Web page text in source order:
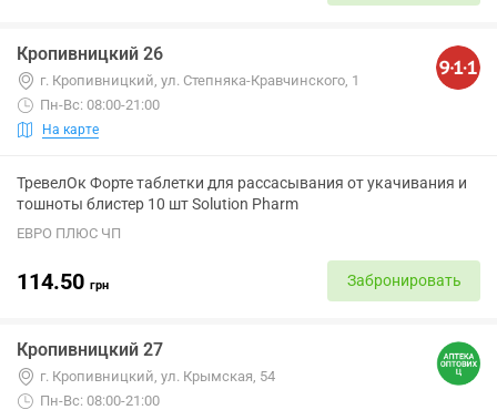
Кропивницкий 26
г. Кропивницкий, ул. Степняка-Кравчинского, 1
Пн-Вс: 08:00-21:00
На карте
ТревелОк Форте таблетки для рассасывания от укачивания и
тошноты блистер 10 шт Solution Pharm
ЕВРО ПЛЮС ЧП
114.50 грн Забронировать
Кропивницкий 27
г. Кропивницкий, ул. Крымская, 54
Пн-Вс: 08:00-21:00